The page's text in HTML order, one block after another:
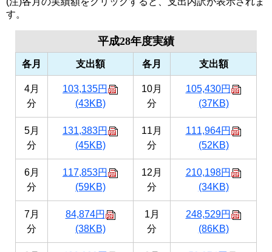
す。
平成28年度実績
各月 支出額 各月 支出額
4月
分
103,135円
(43KB)
10月
分
105,430円
(37KB)
5月
分
131,383円
(45KB)
11月
分
111,964円
(52KB)
6月
分
117,853円
(59KB)
12月
分
210,198円
(34KB)
7月
分
84,874円
(38KB)
1月
分
248,529円
(86KB)